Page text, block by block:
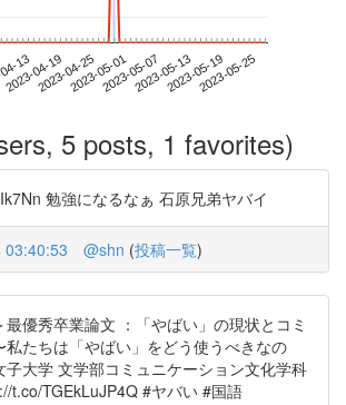
13
2023-04-192023-04-252023-05-012023-05-072023-05-132023-05-192023-05-25
5 posts, 1 favorites)
勉強になるなぁ 石原兄弟ヤバイ
@shn (投稿一覧)
最優秀卒業論文 ：「やばい」の現状とコミ
私たちは「やばい」をどう使うべきなの
大学 文学部コミュニケーション文化学科
t.co/TGEkLuJP4Q #ヤバい #国語